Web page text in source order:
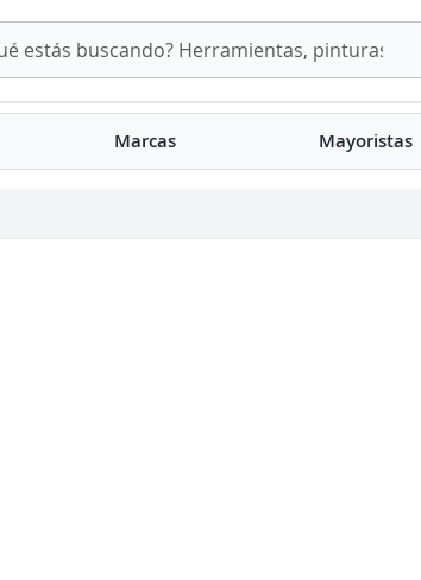
Marcas Mayoristas